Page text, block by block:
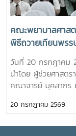
แปลงกัญชง เพื่อเปิ
เกษตรของมหาวิท
แหล่งเรียนรู้อ่างเก็
คณะและหน่วยงานที่
คณะสัตวศาสตร์และ
ศักยภาพและความห
การเรียนการสอน กิ
ส่งเสริมการเรียนรู้
ระหว่างหน่วยงาน พั
ตลอดจนการปรับตัว
การก้าวสู่การเป็นวิ
วิชาชีพของนักศึกษา
คณาจารย์และบุคล
ทักษะการดูแลผู้รับบ
สร้างประโยชน์แก่สัง
ให้บริการห้อง “ร่ม
มหาวิทยาลัย ในกา
อย่างเป็นรูปธรรม
ดีของนักศึกษาอย่าง
คณะพยาบาลศาส
พิธีถวายเทียนพร
วันที่ 20 กรกฎาคม
นำโดย ผู้ช่วยศาสต
คณาจารย์ บุคลากร
ประธานในพิธี ณ อา
20 กรกฎาคม